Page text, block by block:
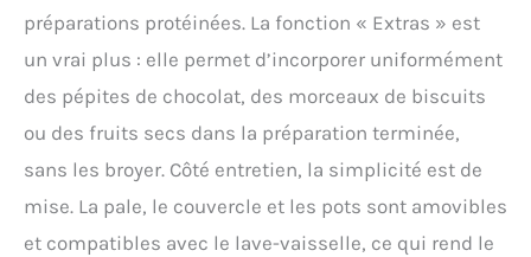
préparations protéinées. La fonction « Extras » est
un vrai plus : elle permet d’incorporer uniformément
des pépites de chocolat, des morceaux de biscuits
ou des fruits secs dans la préparation terminée,
sans les broyer. Côté entretien, la simplicité est de
mise. La pale, le couvercle et les pots sont amovibles
et compatibles avec le lave-vaisselle, ce qui rend le